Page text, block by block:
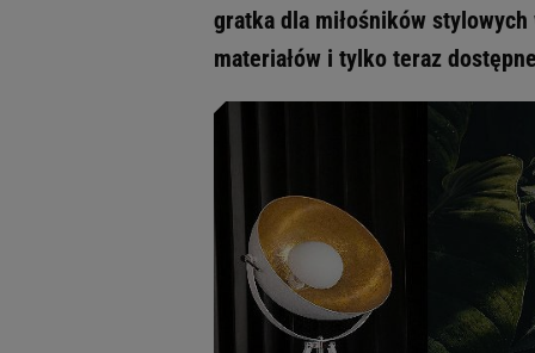
gratka dla miłośników
materiałów i tylko teraz
Użycie dokładnych
Przechowywanie
badnie odbiorców i